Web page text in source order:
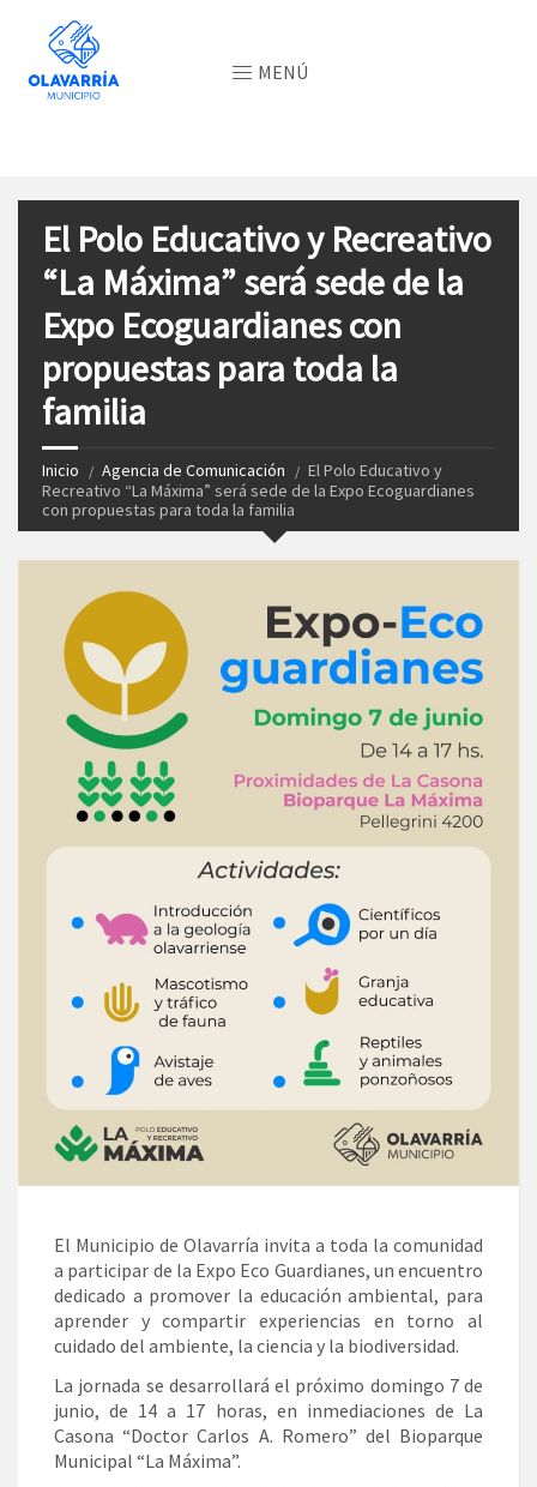
MENÚ
El Polo Educativo y Recreativo
“La Máxima” será sede de la
Expo Ecoguardianes con
propuestas para toda la
familia
Inicio Agencia de Comunicación
El Polo Educativo y
Recreativo “La Máxima” será sede de la Expo Ecoguardianes
con propuestas para toda la familia
El Municipio de Olavarría invita a toda la comunidad
a participar de la Expo Eco Guardianes, un encuentro
dedicado a promover la educación ambiental, para
aprender y compartir experiencias en torno al
cuidado del ambiente, la ciencia y la biodiversidad.
La jornada se desarrollará el próximo domingo 7 de
junio, de 14 a 17 horas, en inmediaciones de La
Casona “Doctor Carlos A. Romero” del Bioparque
Municipal “La Máxima”.